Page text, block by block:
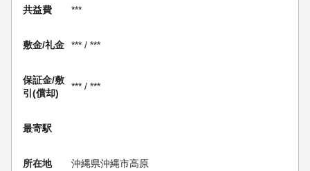
共益費 ***
敷金/礼金 *** / ***
保証金/敷
引(償却)
*** / ***
最寄駅
所在地 沖縄県沖縄市高原